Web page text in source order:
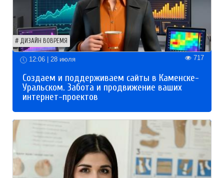
ДИЗАЙН ВОВРЕМЯ
12:06 | 28 июля 717
Создаем и поддерживаем сайты в Каменске-
Уральском. Забота и продвижение ваших
интернет-проектов